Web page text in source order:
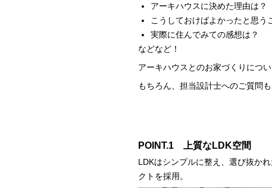
アーキハウスに決めた理由は？
こうしておけばよかったと思う
実際に住んでみての感想は？
などなど！
アーキハウスとのお家づくりにつ
もちろん、担当設計士へのご質問
POINT.1 上質なLDK空間
LDKはシンプルに整え、選び抜か
クトを採用。